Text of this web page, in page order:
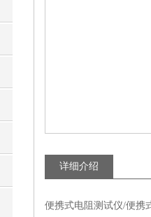
详细介绍
便携式电阻测试仪/便携